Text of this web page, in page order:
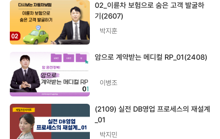
02_이륜차 보험으로 숨은 고객 발굴하
기(2607)
박지훈
암으로 계약받는 메디컬 RP_01(2408)
이병조
(2109) 실전 DB영업 프로세스의 재설계
_01
박지민